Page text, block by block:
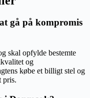
gå på kompromis
skal opfylde bestemte
og
købe et billigt stel og
pris.